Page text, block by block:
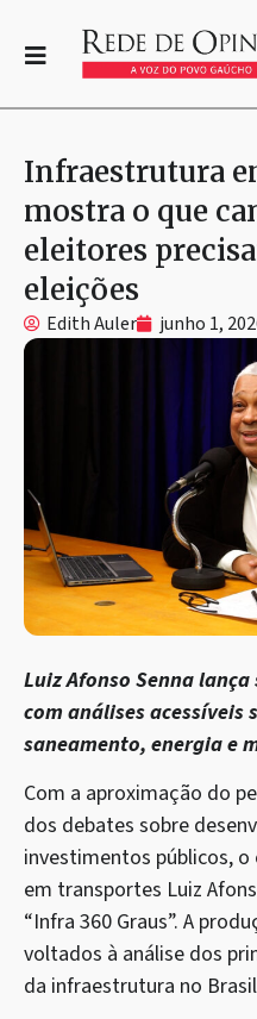
Infraestrutura
mostra o que
eleitores
eleições
Edith Auler junho 1,
Luiz Afonso Senna
com análises acessíveis
saneamento, energia e
Com a aproximação do
dos debates sobre
investimentos públicos,
em transportes Luiz
“Infra 360 Graus”. A
voltados à análise dos
da infraestrutura no